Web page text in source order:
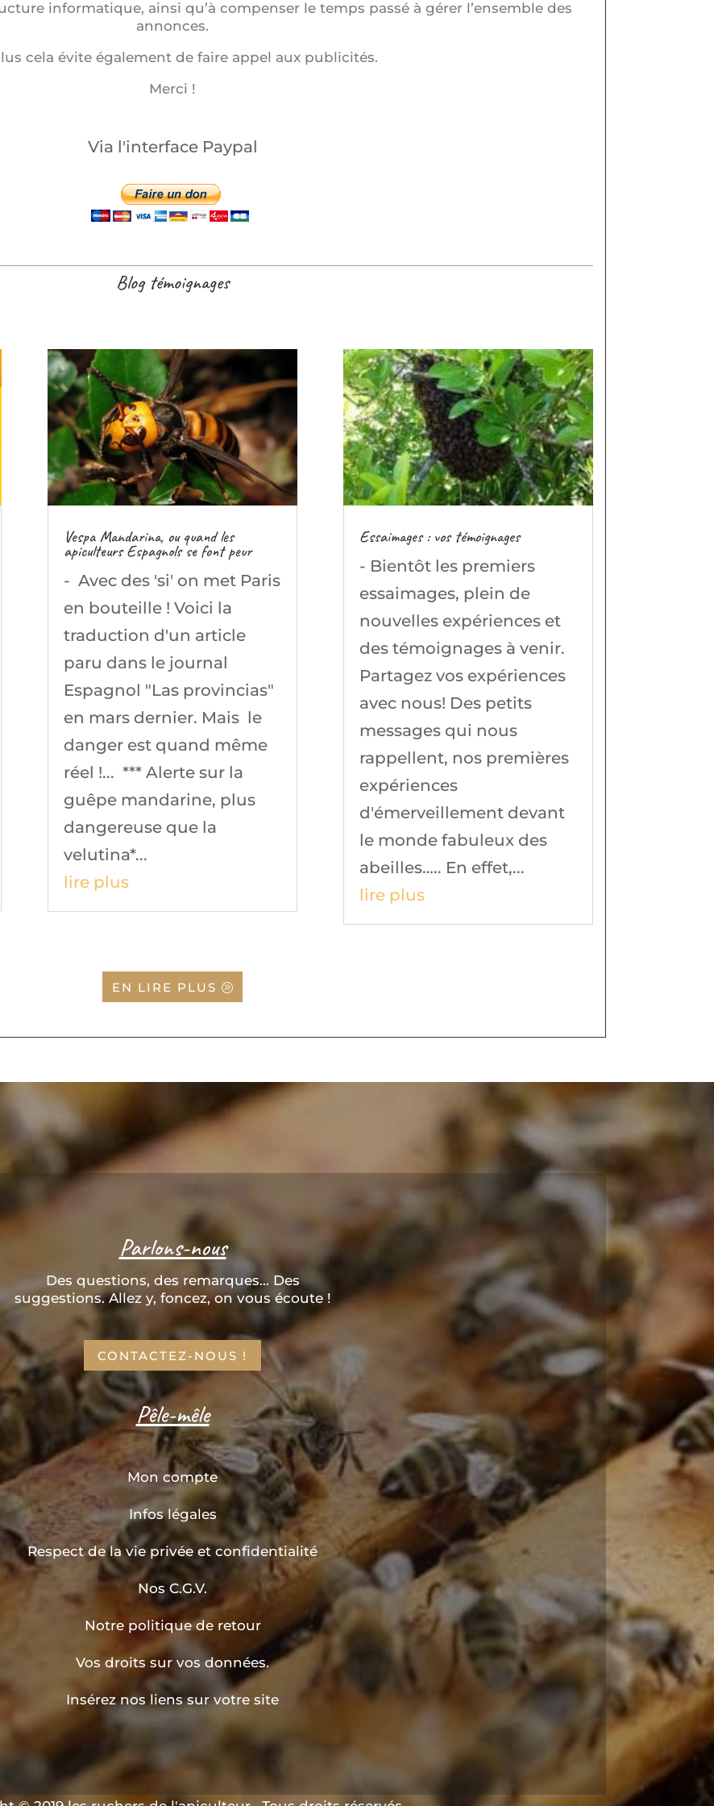
informatique, ainsi qu’à compenser le temps passé à gérer l’ensemble des
annonces.
cela évite également de faire appel aux publicités.
Merci !
Via l'interface Paypal
Blog témoignages
Vespa Mandarina, ou quand les
apiculteurs Espagnols se font peur
- Avec des 'si' on met Paris
en bouteille ! Voici la
traduction d'un article
paru dans le journal
Espagnol "Las provincias"
en mars dernier. Mais le
danger est quand même
réel !... *** Alerte sur la
guêpe mandarine, plus
dangereuse que la
velutina*...
lire plus
Essaimages : vos témoignages
- Bientôt les premiers
essaimages, plein de
nouvelles expériences et
des témoignages à venir.
Partagez vos expériences
avec nous! Des petits
messages qui nous
rappellent, nos premières
expériences
d'émerveillement devant
le monde fabuleux des
abeilles….. En effet,...
lire plus
EN LIRE PLUS
Parlons-nous
Des questions, des remarques... Des
suggestions. Allez y, foncez, on vous écoute !
CONTACTEZ-NOUS !
Pêle-mêle
Mon compte
Infos légales
Respect de la vie privée et confidentialité
Nos C.G.V.
Notre politique de retour
Vos droits sur vos données.
Insérez nos liens sur votre site